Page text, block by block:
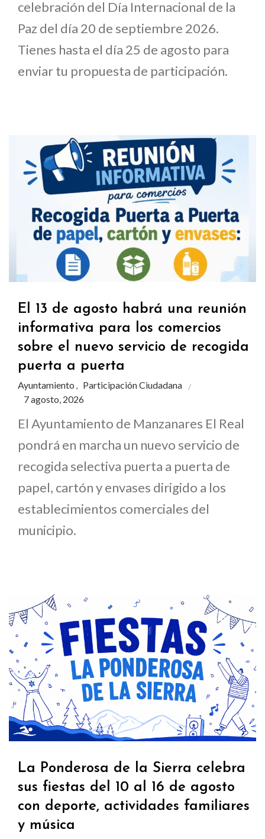
celebración del Día Internacional de la
Paz del día 20 de septiembre 2026.
Tienes hasta el día 25 de agosto para
enviar tu propuesta de participación.
El 13 de agosto habrá una reunión
informativa para los comercios
sobre el nuevo servicio de recogida
puerta a puerta
Ayuntamiento , Participación Ciudadana
7 agosto, 2026
El Ayuntamiento de Manzanares El Real
pondrá en marcha un nuevo servicio de
recogida selectiva puerta a puerta de
papel, cartón y envases dirigido a los
establecimientos comerciales del
municipio.
La Ponderosa de la Sierra celebra
sus fiestas del 10 al 16 de agosto
con deporte, actividades familiares
y música